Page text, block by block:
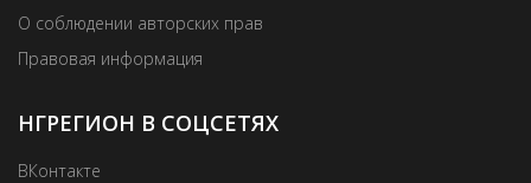
О соблюдении авторских прав
Правовая информация
НГРЕГИОН В СОЦСЕТЯХ
ВКонтакте